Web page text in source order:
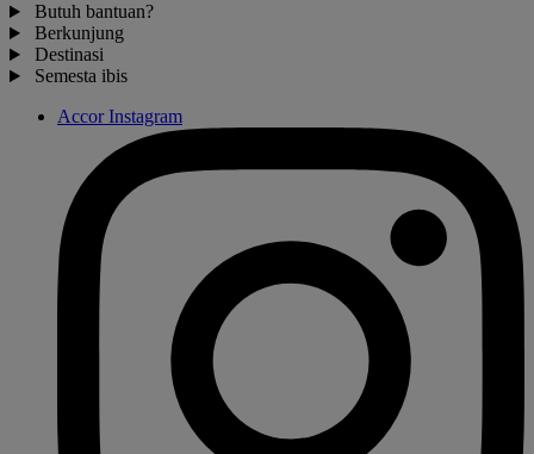
Butuh bantuan?
Berkunjung
Destinasi
Semesta ibis
Accor Instagram